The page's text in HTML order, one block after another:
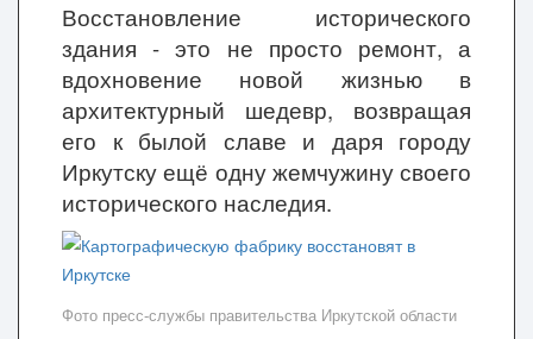
Восстановление исторического
здания - это не просто ремонт, а
вдохновение новой жизнью в
архитектурный шедевр, возвращая
его к былой славе и даря городу
Иркутску ещё одну жемчужину своего
исторического наследия.
Фото пресс-службы правительства Иркутской области